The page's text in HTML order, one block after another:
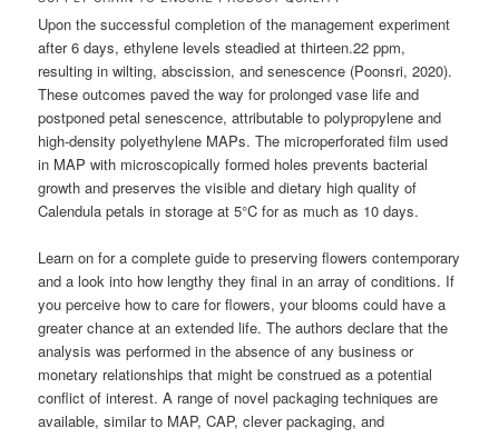
Upon the successful completion of the management experiment
after 6 days, ethylene levels steadied at thirteen.22 ppm,
resulting in wilting, abscission, and senescence (Poonsri, 2020).
These outcomes paved the way for prolonged vase life and
postponed petal senescence, attributable to polypropylene and
high-density polyethylene MAPs. The microperforated film used
in MAP with microscopically formed holes prevents bacterial
growth and preserves the visible and dietary high quality of
Calendula petals in storage at 5°C for as much as 10 days.
Learn on for a complete guide to preserving flowers contemporary
and a look into how lengthy they final in an array of conditions. If
you perceive how to care for flowers, your blooms could have a
greater chance at an extended life. The authors declare that the
analysis was performed in the absence of any business or
monetary relationships that might be construed as a potential
conflict of interest. A range of novel packaging techniques are
available, similar to MAP, CAP, clever packaging, and